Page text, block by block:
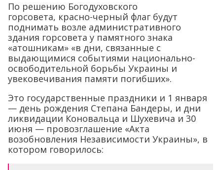
По решению Богодуховского
горсовета, красно-черный флаг будут
поднимать возле административного
здания горсовета у памятного знака
«атошникам» «в дни, связанные с
выдающимися событиями национально-
освободительной борьбы Украины и
увековечивания памяти погибших».
Это государственные праздники и 1 января
— день рождения Степана Бандеры, и дни
ликвидации Коновальца и Шухевича и 30
июня — провозглашение «Акта
возобновления Независимости Украины», в
котором говорилось: